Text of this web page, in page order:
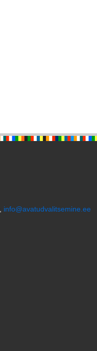
info@avatudvalitsemine.ee